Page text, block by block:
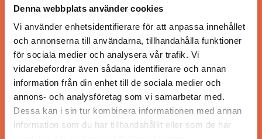
Denna webbplats använder cookies
Vi använder enhetsidentifierare för att anpassa innehållet
och annonserna till användarna, tillhandahålla funktioner
för sociala medier och analysera vår trafik. Vi
vidarebefordrar även sådana identifierare och annan
information från din enhet till de sociala medier och
annons- och analysföretag som vi samarbetar med.
Dessa kan i sin tur kombinera informationen med annan
information som du har tillhandahållit eller som de har
Tidningen ges ut avVisita
ANSVARIG UTGIVARE
Jonas Siljhammar
UPPHOVSRÄTT